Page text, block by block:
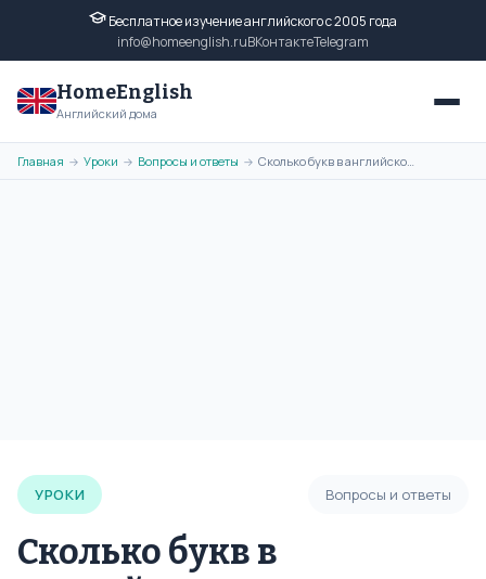
Бесплатное изучение английского с 2005 года
info@homeenglish.ruВКонтактеTelegram
HomeEnglish
Английский дома
Главная → Уроки → Вопросы и ответы → Сколько букв в английском языке — алфавите? Гласные и согласные звуки
УРОКИ Вопросы и ответы
Сколько букв в